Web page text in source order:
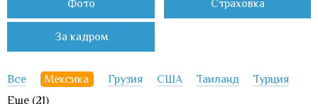
Фото Страховка
За кадром
Все Мексика Грузия США Таиланд
Турция
Еще (21)